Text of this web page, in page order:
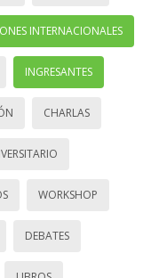
INTERNACIONALES
INGRESANTES
CHARLAS
WORKSHOP
DEBATES